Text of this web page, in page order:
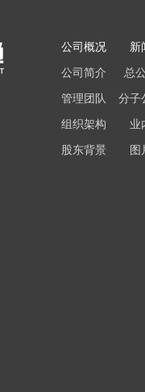
公司概况
公司简介
管理团队
组织架构
股东背景
新
总
分子
业
图